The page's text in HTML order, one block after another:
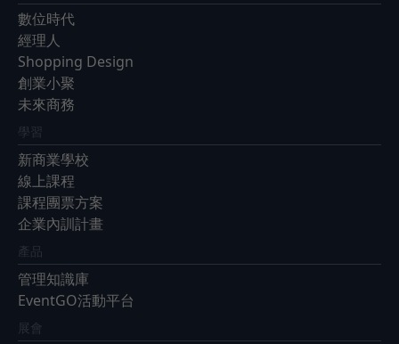
數位時代
經理人
Shopping Design
創業小聚
未來商務
學習
新商業學校
線上課程
課程團票方案
企業內訓計畫
產品
管理知識庫
EventGO活動平台
展會